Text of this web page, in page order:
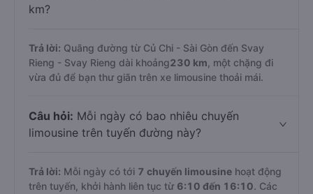
km?
Trả lời: Quãng đường từ Củ Chi - Sài Gòn đến Svay
Rieng - Svay Rieng dài khoảng230 km , một chặng đi
vừa đủ để bạn thư giãn trên xe limousine thoải mái.
Câu hỏi: Mỗi ngày có bao nhiêu chuyến
limousine trên tuyến đường này?
Trả lời: Mỗi ngày có tới 7 chuyến limousine hoạt động
trên tuyến, khởi hành liên tục từ 6:10 đến 16:10. Các